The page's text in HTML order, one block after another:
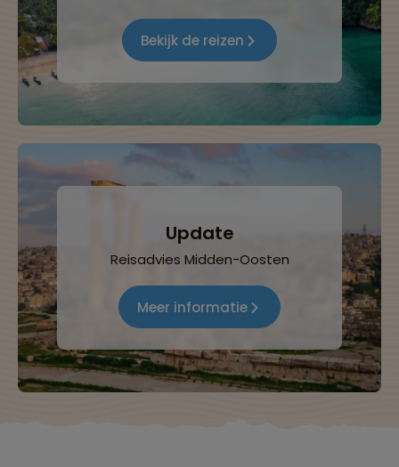
Bekijk de reizen
Update
Reisadvies Midden-Oosten
Meer informatie